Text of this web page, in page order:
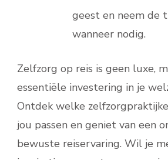
geest en neem de
wanneer nodig.
Zelfzorg op reis is geen luxe,
essentiële investering in je
Ontdek welke
jou passen en geniet van een
bewuste reiservaring. Wil je